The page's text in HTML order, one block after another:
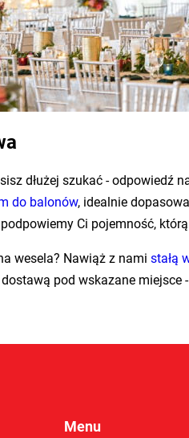
dłużej szukać - odpowiedź
do balonów, idealnie
Ci pojemność,
wesela? Nawiąż z nami stałą
pod wskazane miejsce
Menu